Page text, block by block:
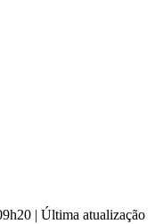
| Última atualização